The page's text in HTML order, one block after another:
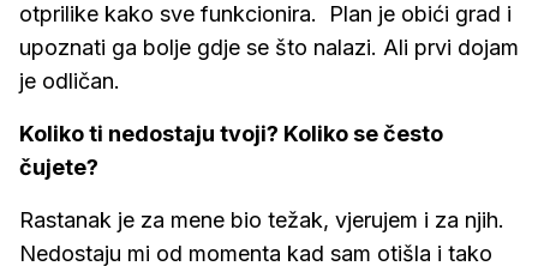
otprilike kako sve funkcionira. Plan je obići grad i
upoznati ga bolje gdje se što nalazi. Ali prvi dojam
je odličan.
Koliko ti nedostaju tvoji? Koliko se često
čujete?
Rastanak je za mene bio težak, vjerujem i za njih.
Nedostaju mi od momenta kad sam otišla i tako